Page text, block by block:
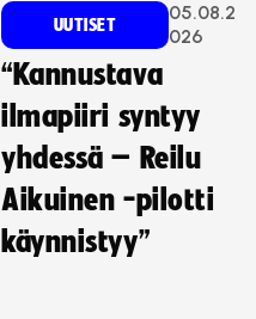
UUTISET
05.08.2
026
“Kannustava
ilmapiiri syntyy
yhdessä – Reilu
Aikuinen -pilotti
käynnistyy”